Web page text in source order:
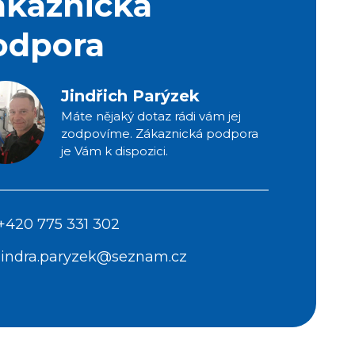
Jindřich Parýzek
Máte nějaký dotaz rádi vám jej
zodpovíme. Zákaznická podpora
je Vám k dispozici.
775 331 302